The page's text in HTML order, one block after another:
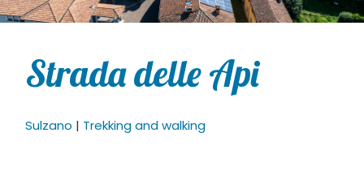
Strada delle Api
Sulzano | Trekking and walking